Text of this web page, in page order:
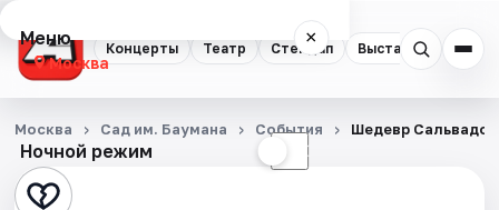
Концерты Театр Стендап Выставки
Меню ×
Москва
Концерты
Театр
Ночной режим ☾
Москва Сад им. Баумана События Шедевр